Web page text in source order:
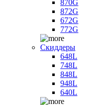
870G
872G
672G
772G
Скиддеры
648L
748L
848L
948L
640L